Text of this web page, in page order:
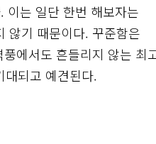
이는 일단 한번 해보자는
않기 때문이다. 꾸준함은
에서도 흔들리지 않는 최
되고 예견된다.